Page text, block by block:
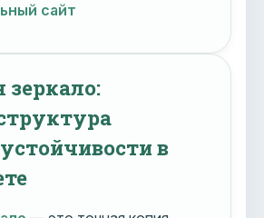
сайт
зеркало:
в